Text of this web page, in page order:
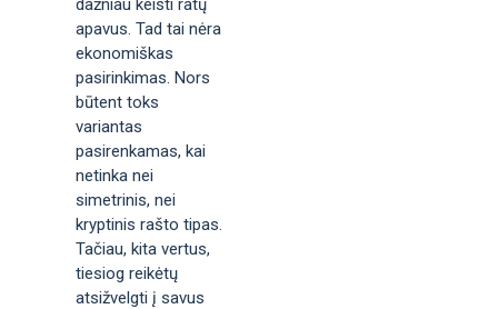
apavus. Tad tai nėra
ekonomiškas
pasirinkimas. Nors
būtent toks
variantas
pasirenkamas, kai
netinka nei
simetrinis, nei
kryptinis rašto tipas.
Tačiau, kita vertus,
tiesiog reikėtų
atsižvelgti į savus